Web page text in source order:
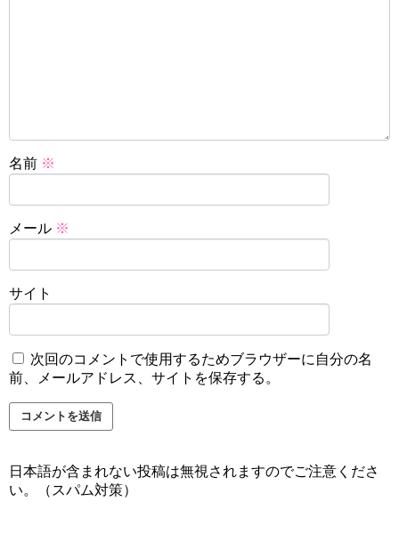
名前 ※
メール ※
サイト
次回のコメントで使用するためブラウザーに自分の名
前、メールアドレス、サイトを保存する。
日本語が含まれない投稿は無視されますのでご注意くださ
い。（スパム対策）